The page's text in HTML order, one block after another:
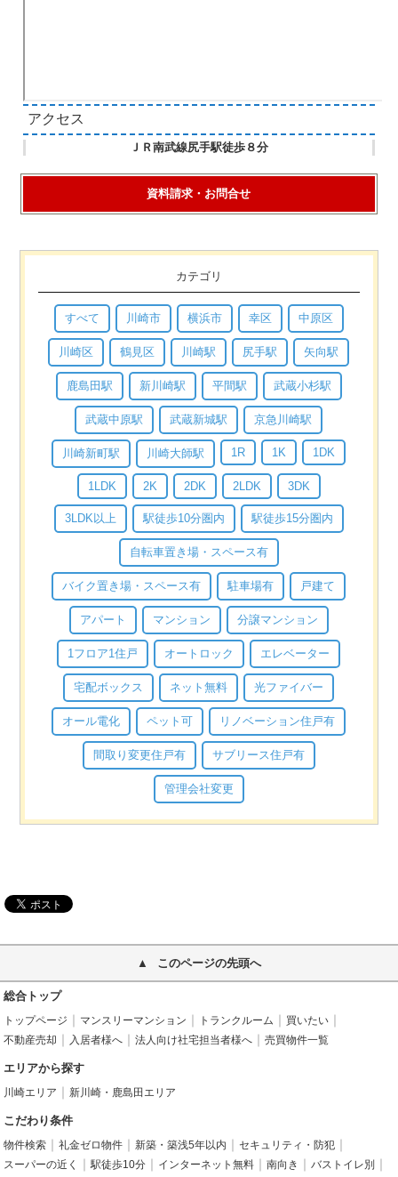
アクセス
ＪＲ南武線尻手駅徒歩８分
資料請求・お問合せ
カテゴリ
すべて 川崎市 横浜市 幸区 中原区
川崎区 鶴見区 川崎駅 尻手駅 矢向駅
鹿島田駅 新川崎駅 平間駅 武蔵小杉駅
武蔵中原駅 武蔵新城駅 京急川崎駅
川崎新町駅 川崎大師駅 1R 1K 1DK
1LDK 2K 2DK 2LDK 3DK
3LDK以上 駅徒歩10分圏内 駅徒歩15分圏内
自転車置き場・スペース有
バイク置き場・スペース有 駐車場有 戸建て
アパート マンション 分譲マンション
1フロア1住戸 オートロック エレベーター
宅配ボックス ネット無料 光ファイバー
オール電化 ペット可 リノベーション住戸有
間取り変更住戸有 サブリース住戸有
管理会社変更
このページの先頭へ
総合トップ
トップページ マンスリーマンション トランクルーム
買いたい
不動産売却
入居者様へ 法人向け社宅担当者様へ 売買物件一覧
エリアから探す
川崎エリア 新川崎・鹿島田エリア
こだわり条件
物件検索 礼金ゼロ物件 新築・築浅5年以内
セキュリティ・防犯
スーパーの近く
駅徒歩10分 インターネット無料 南向き
バストイレ別